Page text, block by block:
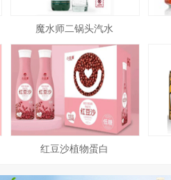
魔水师二锅头汽水
红豆沙植物蛋白